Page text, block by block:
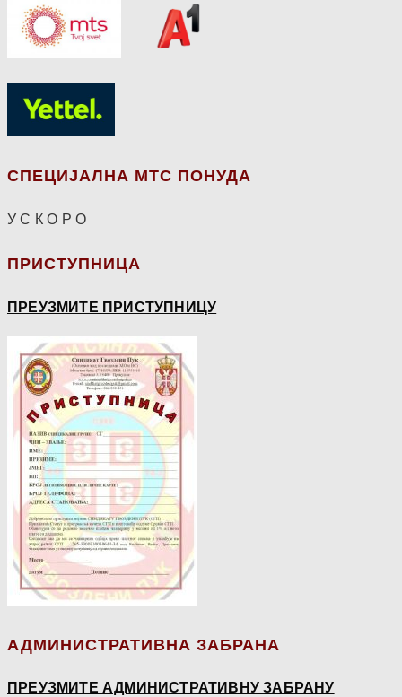
СПЕЦИЈАЛНА МТС ПОНУДА
У С К О Р О
ПРИСТУПНИЦА
ПРЕУЗМИТЕ ПРИСТУПНИЦУ
АДМИНИСТРАТИВНА ЗАБРАНА
ПРЕУЗМИТЕ АДМИНИСТРАТИВНУ ЗАБРАНУ